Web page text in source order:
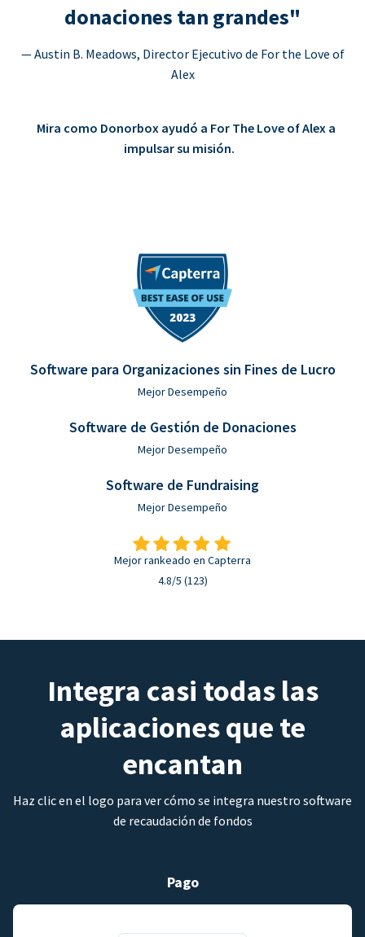
donaciones tan grandes"
— Austin B. Meadows, Director Ejecutivo de For the Love of
Alex
Mira como Donorbox ayudó a For The Love of Alex a
impulsar su misión.
Software para Organizaciones sin Fines de Lucro
Mejor Desempeño
Software de Gestión de Donaciones
Mejor Desempeño
Software de Fundraising
Mejor Desempeño
Mejor rankeado en Capterra
4.8/5 (123)
Integra casi todas las
aplicaciones que te
encantan
Haz clic en el logo para ver cómo se integra nuestro software
de recaudación de fondos
Pago